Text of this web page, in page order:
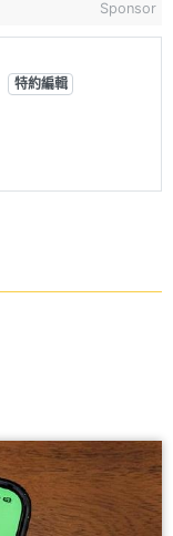
Sponsor
特約編輯